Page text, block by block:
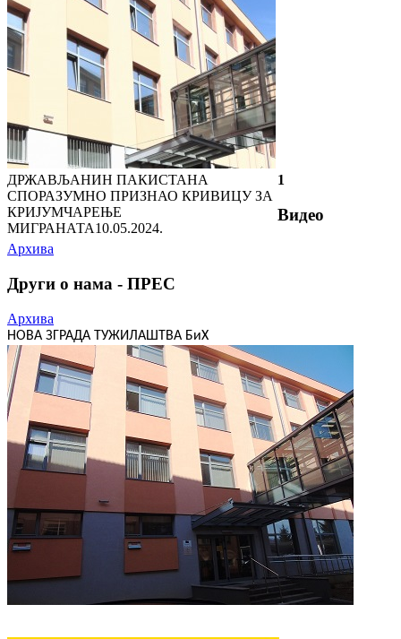
ДРЖАВЉАНИН ПАКИСТАНА
СПОРАЗУМНО ПРИЗНАО КРИВИЦУ ЗА
КРИЈУМЧАРЕЊЕ
МИГРАНАТА10.05.2024.
1
Видео
Архива
Други о нама - ПРЕС
Архива
НОВА ЗГРАДА ТУЖИЛАШТВА БиХ